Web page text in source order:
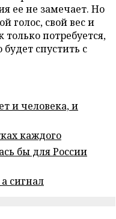
ее не замечает. Но
голос, свой вес и
потребуется,
спустить с
и человека, и
каждого
бы для России
сигнал